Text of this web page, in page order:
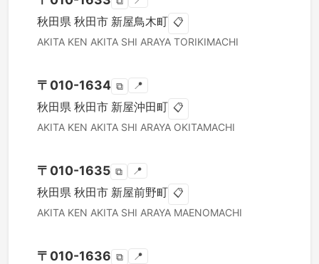
秋田県 秋田市 新屋鳥木町 📋
AKITA KEN AKITA SHI ARAYA TORIKIMACHI
〒 010-1634 ⧉ 📍
秋田県 秋田市 新屋沖田町 📋
AKITA KEN AKITA SHI ARAYA OKITAMACHI
〒 010-1635 ⧉ 📍
秋田県 秋田市 新屋前野町 📋
AKITA KEN AKITA SHI ARAYA MAENOMACHI
〒 010-1636 ⧉ 📍